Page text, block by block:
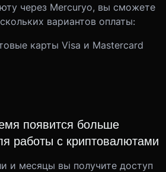
через Mercuryo, вы сможете
вариантов оплаты:
карты Visa и Mastercard
появится больше
работы с криптовалютами
и месяцы вы получите доступ